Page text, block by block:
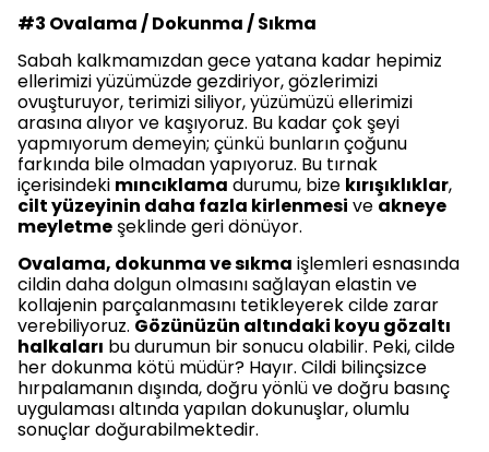
#3 Ovalama / Dokunma / Sıkma
Sabah kalkmamızdan gece yatana kadar hepimiz
ellerimizi yüzümüzde gezdiriyor, gözlerimizi
ovuşturuyor, terimizi siliyor, yüzümüzü ellerimizi
arasına alıyor ve kaşıyoruz. Bu kadar çok şeyi
yapmıyorum demeyin; çünkü bunların çoğunu
farkında bile olmadan yapıyoruz. Bu tırnak
içerisindeki mıncıklama durumu, bize kırışıklıklar,
cilt yüzeyinin daha fazla kirlenmesi ve akneye
meyletmeşeklinde geri dönüyor.
Ovalama, dokunma ve sıkma işlemleri esnasında
cildin daha dolgun olmasını sağlayan elastin ve
kollajenin parçalanmasını tetikleyerek cilde zarar
verebiliyoruz. Gözünüzün altındaki koyu gözaltı
halkaları bu durumun bir sonucu olabilir. Peki, cilde
her dokunma kötü müdür? Hayır. Cildi bilinçsizce
hırpalamanın dışında, doğru yönlü ve doğru basınç
uygulaması altında yapılan dokunuşlar, olumlu
sonuçlar doğurabilmektedir.